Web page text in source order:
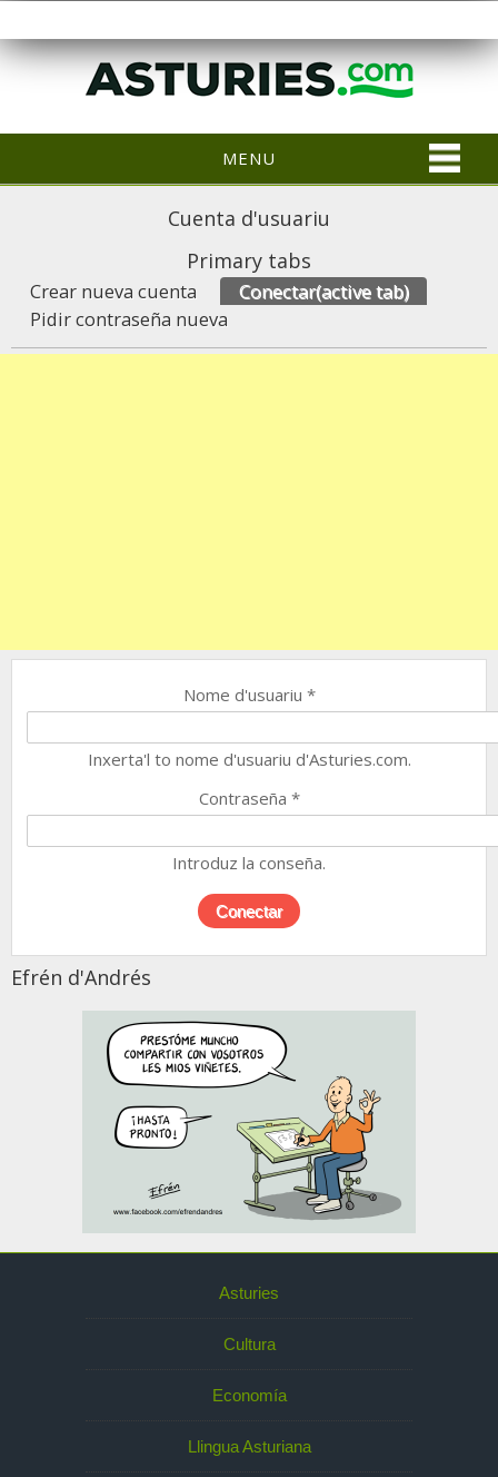
MENU
Cuenta d'usuariu
Primary tabs
Crear nueva cuenta Conectar(active tab)
Pidir contraseña nueva
Nome d'usuariu *
Inxerta'l to nome d'usuariu d'Asturies.com.
Contraseña *
Introduz la conseña.
Efrén d'Andrés
Asturies
Cultura
Economía
Llingua Asturiana